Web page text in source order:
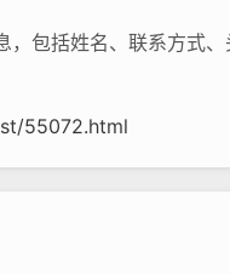
包括姓名、联系方式
55072.html